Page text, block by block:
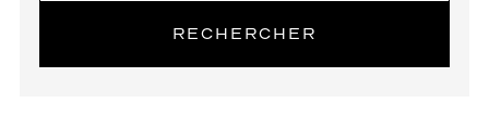
RECHERCHER